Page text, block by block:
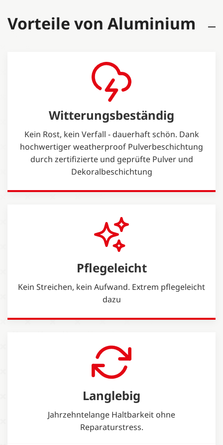
Vorteile von Aluminium
Witterungsbeständig
Kein Rost, kein Verfall - dauerhaft schön. Dank
hochwertiger weatherproof Pulverbeschichtung
durch zertifizierte und geprüfte Pulver und
Dekoralbeschichtung
Pflegeleicht
Kein Streichen, kein Aufwand. Extrem pflegeleicht
dazu
Langlebig
Jahrzehntelange Haltbarkeit ohne
Reparaturstress.